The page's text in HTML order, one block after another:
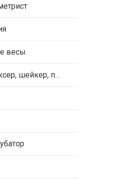
весы
Мешалки, миксер, шейкер, пипетки